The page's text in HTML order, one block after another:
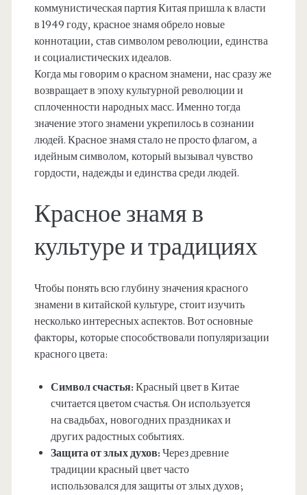
коммунистическая партия Китая пришла к власти
в 1949 году, красное знамя обрело новые
коннотации, став символом революции, единства
и социалистических идеалов.
Когда мы говорим о красном знамени, нас сразу же
возвращает в эпоху культурной революции и
сплоченности народных масс. Именно тогда
значение этого знамени укрепилось в сознании
людей. Красное знамя стало не просто флагом, а
идейным символом, который вызывал чувство
гордости, надежды и единства среди людей.
Красное знамя в
культуре и традициях
Чтобы понять всю глубину значения красного
знамени в китайской культуре, стоит изучить
несколько интересных аспектов. Вот основные
факторы, которые способствовали популяризации
красного цвета:
Символ счастья: Красный цвет в Китае
считается цветом счастья. Он используется
на свадьбах, новогодних праздниках и
других радостных событиях.
Защита от злых духов: Через древние
традиции красный цвет часто
использовался для защиты от злых духов;